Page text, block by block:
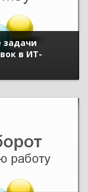
задачи
в ИТ-